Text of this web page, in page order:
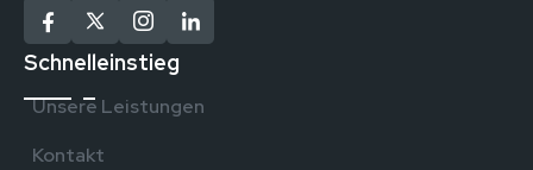
Schnelleinstieg
Unsere Leistungen
Kontakt